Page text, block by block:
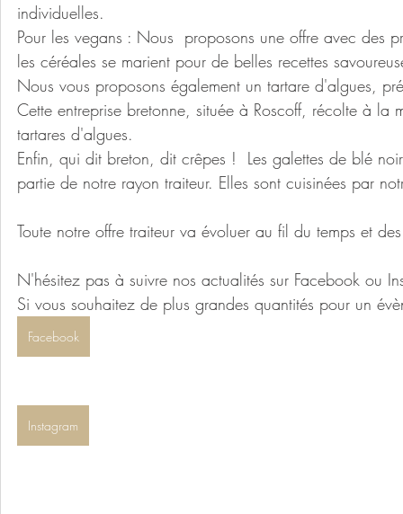
individuelles.
Pour les vegans : Nous  proposons une offre avec des
les céréales se marient pour de belles recettes
Nous vous proposons également un tartare d'algues,
Cette entreprise bretonne, située à Roscoff, récolte à
tartares d'algues.
Enfin, qui dit breton, dit crêpes !  Les galettes de blé
partie de notre rayon traiteur. Elles sont cuisinées par
Toute notre offre traiteur va évoluer au fil du temps et
N'hésitez pas à suivre nos actualités sur Facebook ou
Si vous souhaitez de plus grandes quantités pour un
Facebook
Instagram